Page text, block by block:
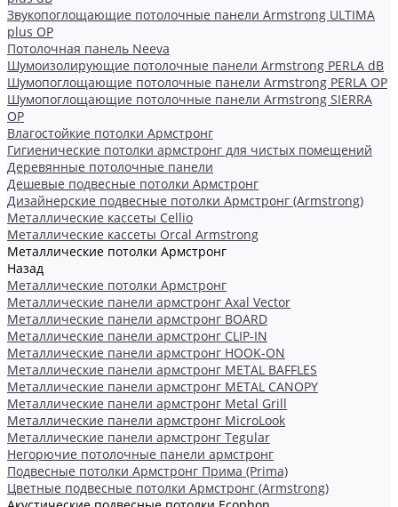
Звукопоглощающие потолочные панели Armstrong ULTIMA
plus OP
Потолочная панель Neeva
Шумоизолирующие потолочные панели Armstrong PERLA dB
Шумопоглощающие потолочные панели Armstrong PERLA OP
Шумопоглощающие потолочные панели Armstrong SIERRA
OP
Влагостойкие потолки Армстронг
Гигиенические потолки армстронг для чистых помещений
Деревянные потолочные панели
Дешевые подвесные потолки Армстронг
Дизайнерские подвесные потолки Армстронг (Armstrong)
Металлические кассеты Cellio
Металлические кассеты Orcal Armstrong
Металлические потолки Армстронг
Назад
Металлические потолки Армстронг
Металлические панели армстронг Axal Vector
Металлические панели армстронг BOARD
Металлические панели армстронг CLIP-IN
Металлические панели армстронг HOOK-ON
Металлические панели армстронг METAL BAFFLES
Металлические панели армстронг METAL CANOPY
Металлические панели армстронг Metal Grill
Металлические панели армстронг MicroLook
Металлические панели армстронг Tegular
Негорючие потолочные панели армстронг
Подвесные потолки Армстронг Прима (Prima)
Цветные подвесные потолки Армстронг (Armstrong)